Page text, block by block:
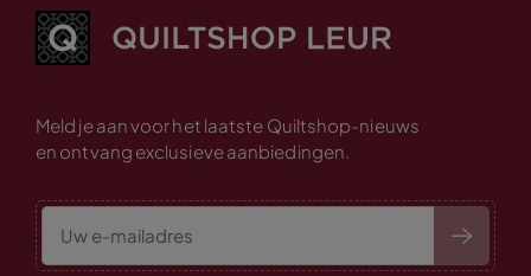
Meld je aan voor het laatste Quiltshop-nieuws
en ontvang exclusieve aanbiedingen.